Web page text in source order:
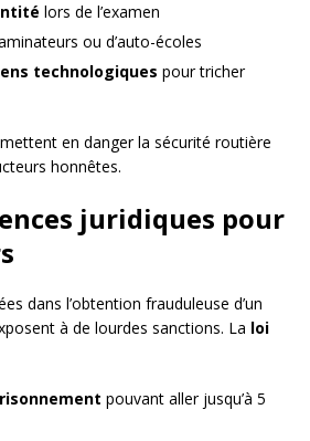
lors de l’examen
ou d’auto-écoles
technologiques pour tricher
en danger la sécurité routière
honnêtes.
juridiques pour
dans l’obtention frauduleuse d’un
à de lourdes sanctions. La loi
pouvant aller jusqu’à 5